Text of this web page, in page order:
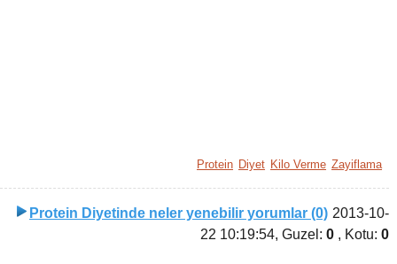
Protein Diyet Kilo Verme Zayiflama
Protein Diyetinde neler yenebilir yorumlar (0) 2013-10-
22 10:19:54, Guzel:0 , Kotu:0